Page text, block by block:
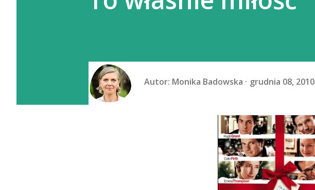
Autor: Monika Badowska grudnia 08, 2010